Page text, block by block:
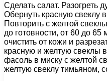
Сделать салат. Разогреть
Обернуть красную свеклу
Повторить с желтой
до готовности, от 60 до 65
очистить от кожи и
красную и желтую свеклы
фасоль в миску с желтой
желтую свеклу тимьяном,